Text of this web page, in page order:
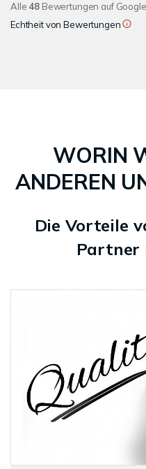
Alle 48 Bewertungen auf
Echtheit von Bewertungen
WORIN
ANDEREN
Die Vorteile
Partner